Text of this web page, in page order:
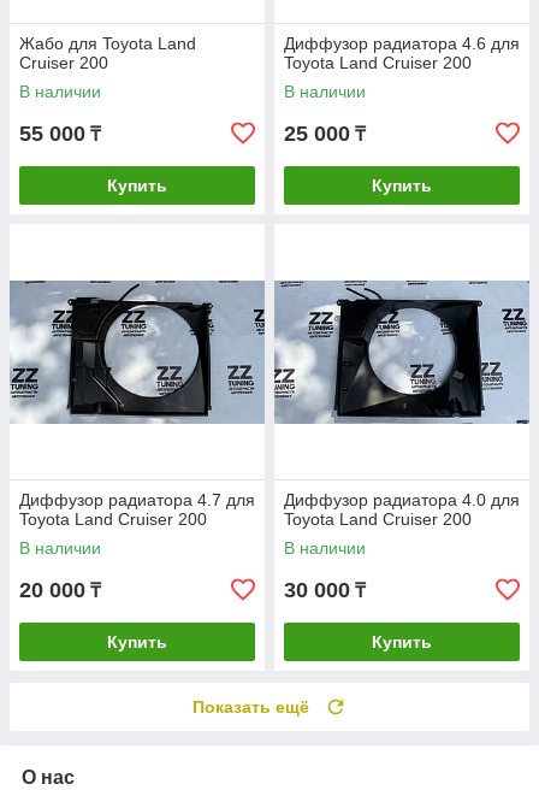
Жабо для Toyota Land
Cruiser 200
В наличии
55 000 ₸
Купить
Диффузор радиатора 4.6 для
Toyota Land Cruiser 200
В наличии
25 000 ₸
Купить
Диффузор радиатора 4.7 для
Toyota Land Cruiser 200
В наличии
20 000 ₸
Купить
Диффузор радиатора 4.0 для
Toyota Land Cruiser 200
В наличии
30 000 ₸
Купить
Показать ещё
О нас